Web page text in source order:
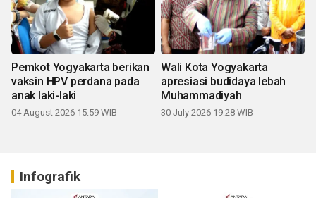
Pemkot Yogyakarta berikan
vaksin HPV perdana pada
anak laki-laki
04 August 2026 15:59 WIB
Wali Kota Yogyakarta
apresiasi budidaya lebah
Muhammadiyah
30 July 2026 19:28 WIB
Infografik